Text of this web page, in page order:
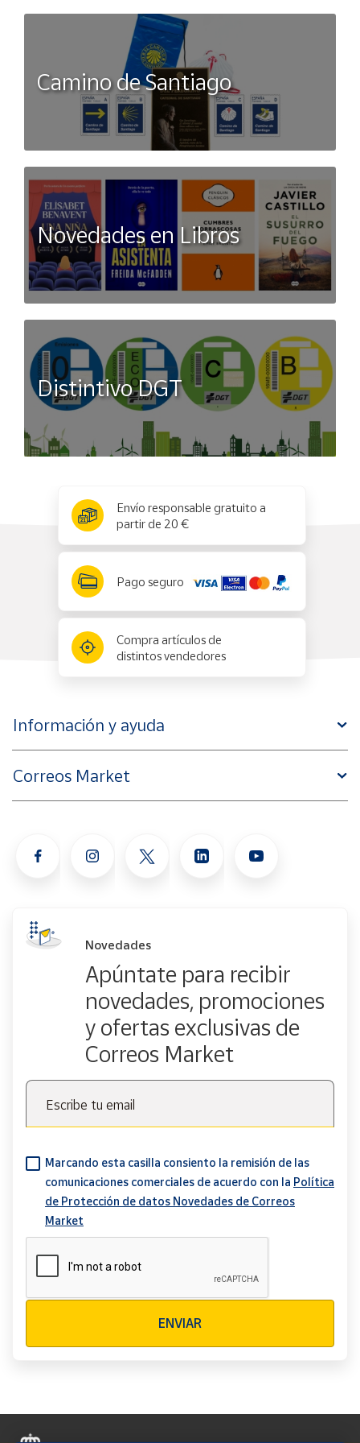
Camino de Santiago
Novedades en Libros
Distintivo DGT
Envío responsable gratuito a
partir de 20 €
Pago seguro
Compra artículos de
distintos vendedores
Información y ayuda
Correos Market
Novedades
Apúntate para recibir
novedades, promociones
y ofertas exclusivas de
Correos Market
Escribe tu email
Marcando esta casilla consiento la remisión de las
comunicaciones comerciales de acuerdo con la Política
de Protección de datos Novedades de Correos
Market
ENVIAR